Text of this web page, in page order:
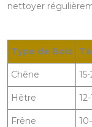
nettoyer
Type de Bois
Chêne
Hêtre
Frêne